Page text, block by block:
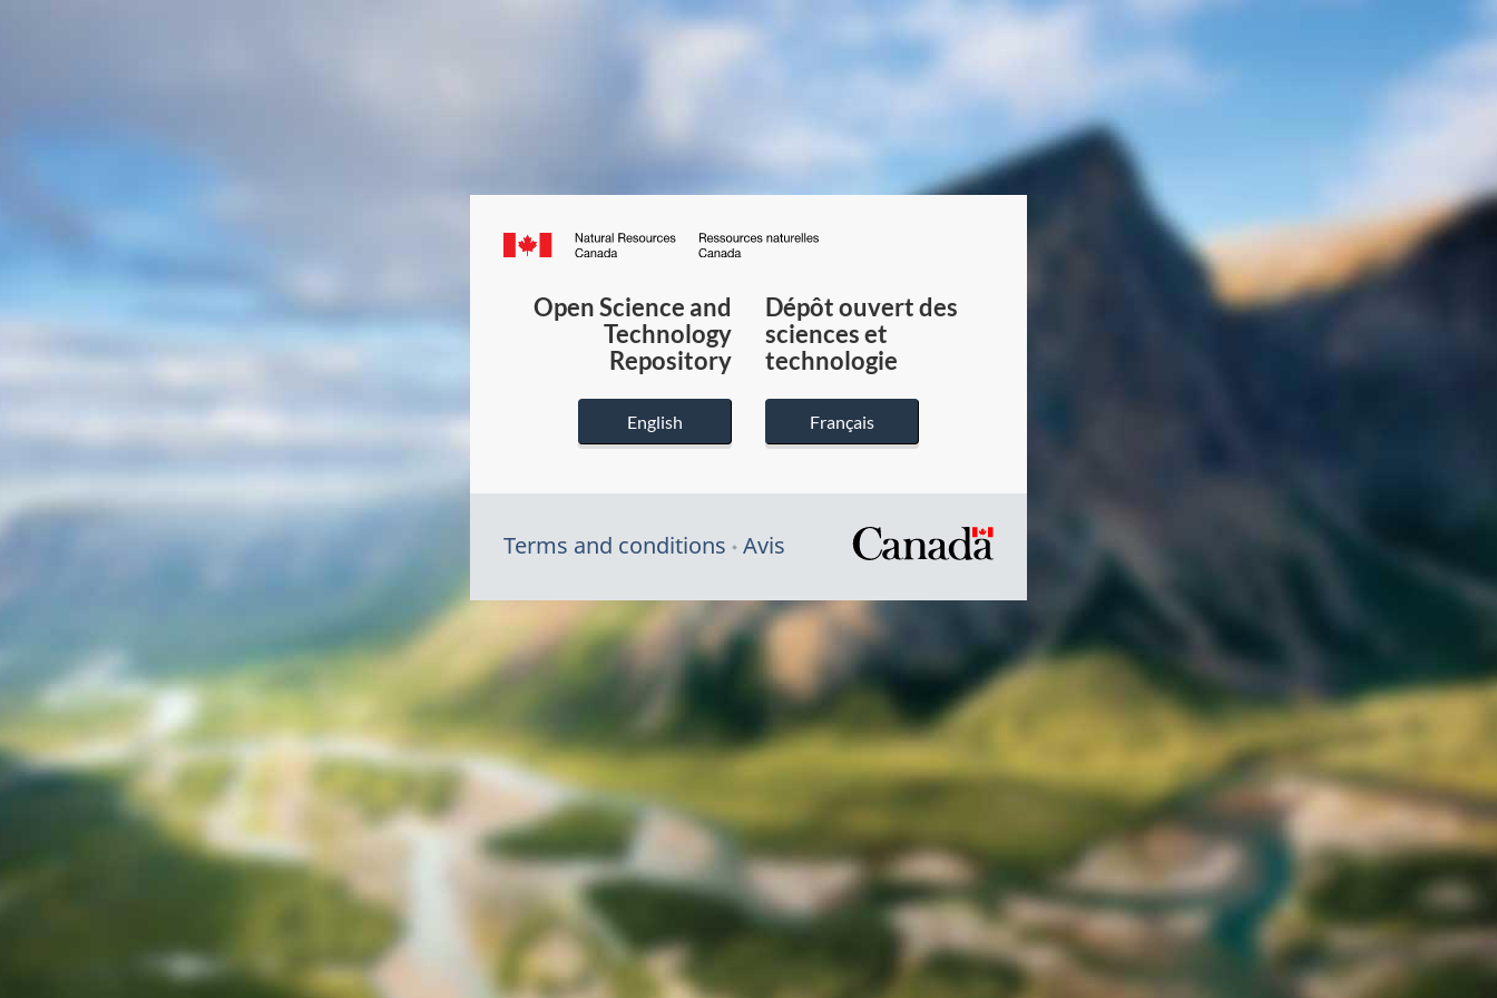
Canada.ca
du
Canada
Open Science and
Technology
Repository
English
Dépôt ouvert des
sciences et
technologie
Français
Terms and conditions Avis
/
gouvernement
du